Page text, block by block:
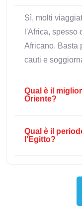
Sì, molti
l'Africa, spesso
Africano. Basta
cauti e
Qual è il
Oriente?
Qual è il
l'Egitto?